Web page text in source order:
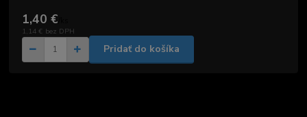
1,40 €
1,14 € bez DPH
Pridať do košíka